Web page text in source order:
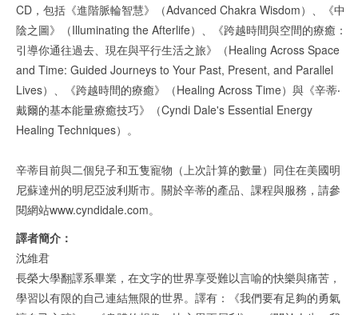
CD，包括《進階脈輪智慧》（Advanced Chakra Wisdom）、《中
陰之圖》（Illuminating the Afterlife）、《跨越時間與空間的療癒：
引導你通往過去、現在與平行生活之旅》（Healing Across Space
and Time: Guided Journeys to Your Past, Present, and Parallel
Lives）、《跨越時間的療癒》（Healing Across Time）與《辛蒂‧
戴爾的基本能量療癒技巧》（Cyndi Dale's Essential Energy
Healing Techniques）。
辛蒂目前與二個兒子和五隻寵物（上次計算的數量）同住在美國明
尼蘇達州的明尼亞波利斯市。關於辛蒂的產品、課程與服務，請參
閱網站www.cyndidale.com。
譯者簡介：
沈維君
長榮大學翻譯系畢業，在文字的世界享受難以言喻的快樂與痛苦，
學習以有限的自己連結無限的世界。譯有：《我們要有足夠的勇氣